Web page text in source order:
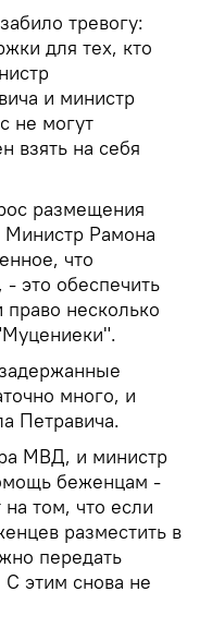
тревогу:
для тех, кто
и министр
не могут
взять на себя
размещения
Министр Рамона
что
- это обеспечить
несколько
много, и
Петравича.
МВД, и министр
беженцам -
том, что если
разместить в
передать
С этим снова не